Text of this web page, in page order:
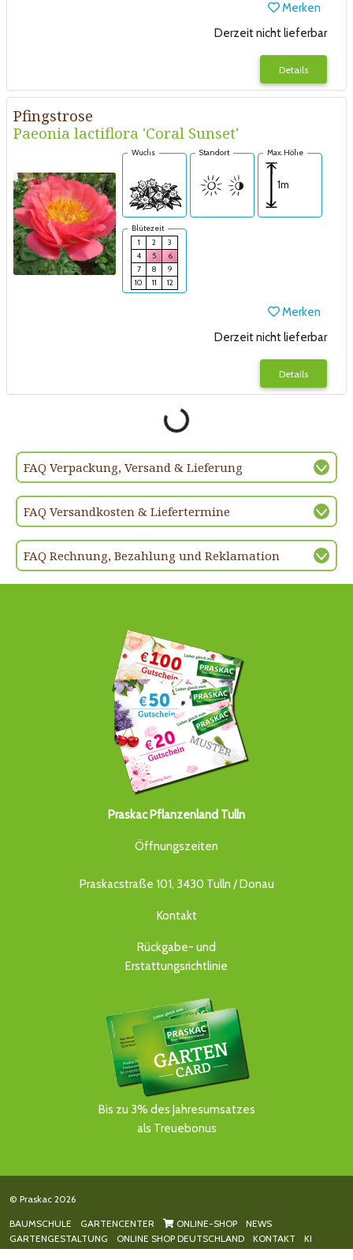
Merken
Derzeit nicht lieferbar
Details
Pfingstrose
Paeonia lactiflora 'Coral Sunset'
Wuchs Standort Max. Höhe
1m
Blütezeit
1
2
3
4
5
6
7
8
9
10
11 12
Merken
Derzeit nicht lieferbar
Details
FAQ Verpackung, Versand & Lieferung
FAQ Versandkosten & Liefertermine
FAQ Rechnung, Bezahlung und Reklamation
Praskac Pflanzenland Tulln
Öffnungszeiten
Praskacstraße 101, 3430 Tulln / Donau
Kontakt
Rückgabe- und
Erstattungsrichtlinie
Bis zu 3% des Jahresumsatzes
als Treuebonus
© Praskac 2026
BAUMSCHULE GARTENCENTER ONLINE-SHOP
NEWS
GARTENGESTALTUNG
ONLINE SHOP DEUTSCHLAND KONTAKT KI